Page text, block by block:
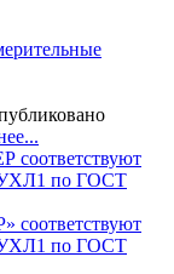
соответствуют
УХЛ1 по ГОСТ